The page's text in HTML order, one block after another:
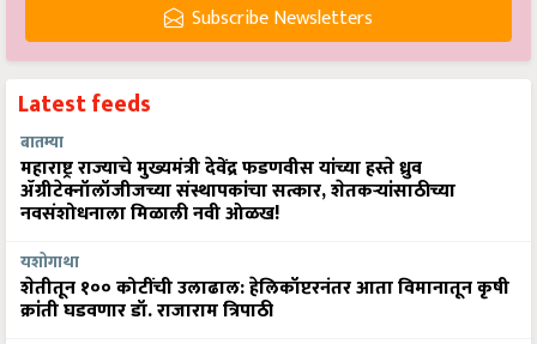
Subscribe Newsletters
Latest feeds
बातम्या
महाराष्ट्र राज्याचे मुख्यमंत्री देवेंद्र फडणवीस यांच्या हस्ते ध्रुव
ॲग्रीटेक्नॉलॉजीजच्या संस्थापकांचा सत्कार, शेतकऱ्यांसाठीच्या
नवसंशोधनाला मिळाली नवी ओळख!
यशोगाथा
शेतीतून १०० कोटींची उलाढाल: हेलिकॉप्टरनंतर आता विमानातून कृषी
क्रांती घडवणार डॉ. राजाराम त्रिपाठी